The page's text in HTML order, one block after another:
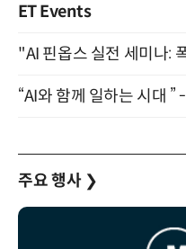
ET Events
주요 행사 ❯